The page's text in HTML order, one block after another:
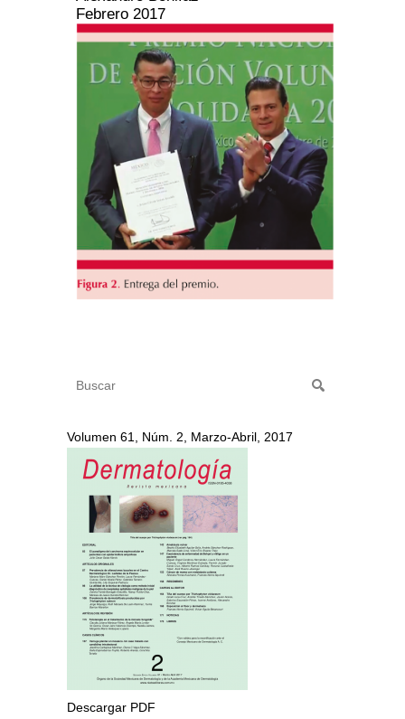
Febrero 2017
Volumen 61, Núm. 2, Marzo-Abril, 2017
Descargar PDF